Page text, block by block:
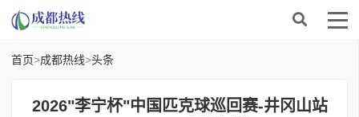
首页>成都热线>头条
2026"李宁杯"中国匹克球巡回赛-井冈山站